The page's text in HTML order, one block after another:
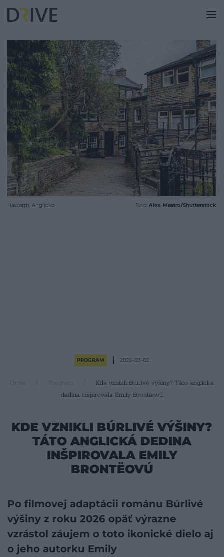
Haworth, Anglicko Foto: Alex_Mastro/Shutterstock
PROGRAM 2026-03-02
Drive
Kde vznikli Búrlivé výšiny? Táto anglická
dedina inšpirovala Emily Brontëovú
KDE VZNIKLI BÚRLIVÉ VÝŠINY?
TÁTO ANGLICKÁ DEDINA
INŠPIROVALA EMILY
BRONTËOVÚ
Po filmovej adaptácii románu Búrlivé
výšiny z roku 2026 opäť výrazne
vzrástol záujem o toto ikonické dielo aj
o jeho autorku Emily